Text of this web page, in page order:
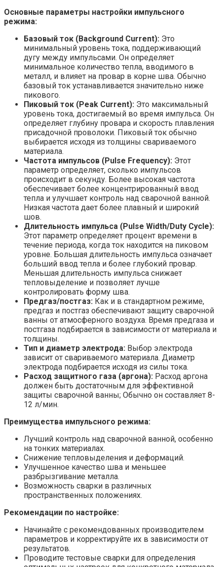
Основные параметры настройки импульсного
режима:
Базовый ток (Background Current): Это
минимальный уровень тока, поддерживающий
дугу между импульсами. Он определяет
минимальное количество тепла, вводимого в
металл, и влияет на провар в корне шва. Обычно
базовый ток устанавливается значительно ниже
пикового.
Пиковый ток (Peak Current): Это максимальный
уровень тока, достигаемый во время импульса. Он
определяет глубину провара и скорость плавления
присадочной проволоки. Пиковый ток обычно
выбирается исходя из толщины свариваемого
материала.
Частота импульсов (Pulse Frequency): Этот
параметр определяет, сколько импульсов
происходит в секунду. Более высокая частота
обеспечивает более концентрированный ввод
тепла и улучшает контроль над сварочной ванной.
Низкая частота дает более плавный и широкий
шов.
Длительность импульса (Pulse Width/Duty Cycle):
Этот параметр определяет процент времени в
течение периода, когда ток находится на пиковом
уровне. Большая длительность импульса означает
больший ввод тепла и более глубокий провар.
Меньшая длительность импульса снижает
тепловыделение и позволяет лучше
контролировать форму шва.
Предгаз/постгаз: Как и в стандартном режиме,
предгаз и постгаз обеспечивают защиту сварочной
ванны от атмосферного воздуха. Время предгаза и
постгаза подбирается в зависимости от материала и
толщины.
Тип и диаметр электрода: Выбор электрода
зависит от свариваемого материала. Диаметр
электрода подбирается исходя из силы тока.
Расход защитного газа (аргона): Расход аргона
должен быть достаточным для эффективной
защиты сварочной ванны; Обычно он составляет 8-
12 л/мин.
Преимущества импульсного режима:
Лучший контроль над сварочной ванной, особенно
на тонких материалах.
Снижение тепловыделения и деформаций.
Улучшенное качество шва и меньшее
разбрызгивание металла.
Возможность сварки в различных
пространственных положениях.
Рекомендации по настройке:
Начинайте с рекомендованных производителем
параметров и корректируйте их в зависимости от
результатов.
Проводите тестовые сварки для определения